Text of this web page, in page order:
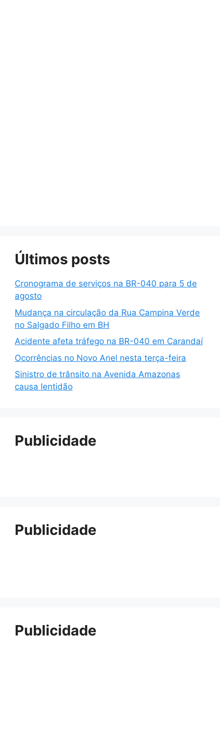
Últimos posts
Cronograma de serviços na BR-040 para 5 de
agosto
Mudança na circulação da Rua Campina Verde
no Salgado Filho em BH
Acidente afeta tráfego na BR-040 em Carandaí
Ocorrências no Novo Anel nesta terça-feira
Sinistro de trânsito na Avenida Amazonas
causa lentidão
Publicidade
Publicidade
Publicidade